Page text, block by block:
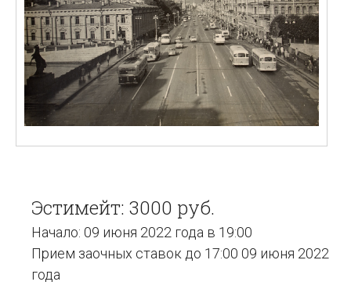
Эстимейт: 3000 руб.
Начало: 09 июня 2022 года в 19:00
Прием заочных ставок до 17:00 09 июня 2022
года